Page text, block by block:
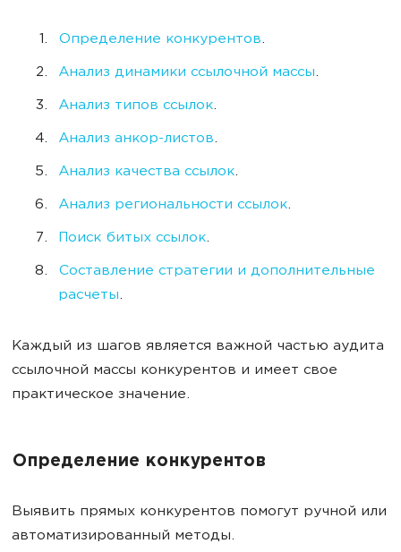
Определение конкурентов.
Анализ динамики ссылочной массы.
Анализ типов ссылок.
Анализ анкор-листов.
Анализ качества ссылок.
Анализ региональности ссылок.
Поиск битых ссылок.
Составление стратегии и дополнительные
расчеты.
Каждый из шагов является важной частью аудита
ссылочной массы конкурентов и имеет свое
практическое значение.
Определение конкурентов
Выявить прямых конкурентов помогут ручной или
автоматизированный методы.